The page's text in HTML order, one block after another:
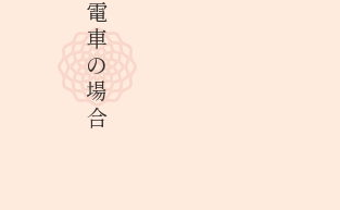
電車の場合